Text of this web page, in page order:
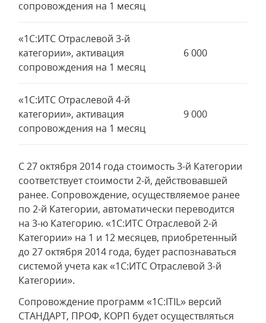
сопровождения на 1 месяц
«1С:ИТС Отраслевой 3-й
категории», активация
сопровождения на 1 месяц
6 000
«1С:ИТС Отраслевой 4-й
категории», активация
сопровождения на 1 месяц
9 000
С 27 октября 2014 года стоимость 3-й Категории
соответствует стоимости 2-й, действовавшей
ранее. Сопровождение, осуществляемое ранее
по 2-й Категории, автоматически переводится
на 3-ю Категорию. «1С:ИТС Отраслевой 2-й
Категории» на 1 и 12 месяцев, приобретенный
до 27 октября 2014 года, будет распознаваться
системой учета как «1С:ИТС Отраслевой 3-й
Категории».
Сопровождение программ «1С:ITIL» версий
СТАНДАРТ, ПРОФ, КОРП будет осуществляться